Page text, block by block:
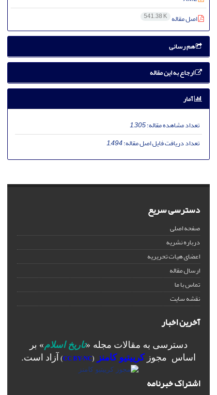
اصل مقاله 541.38 K
هم رسانی
ارجاع به این مقاله
آمار
تعداد مشاهده مقاله:1,305
تعداد دریافت فایل اصل مقاله:1,494
دسترسی سریع
صفحه اصلی
درباره نشریه
اعضای هیات تحریریه
ارسال مقاله
تماس با ما
نقشه سایت
آخرین اخبار
دسترسی به مقالات مجله «تاریخ اسلام» بر
اساس مجوزکرییتیو کامنز (
CC BY-NC
) آزاد است.
اشتراک خبرنامه